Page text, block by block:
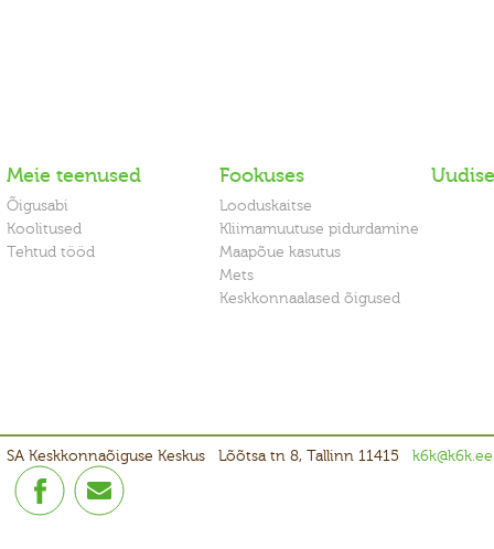
Meie teenused
Õigusabi
Koolitused
Tehtud tööd
Fookuses
Looduskaitse
Kliimamuutuse pidurdamine
Maapõue kasutus
Mets
Keskkonnaalased õigused
SA Keskkonnaõiguse Keskus Lõõtsa tn 8, Tallinn 11415 k6k@k6k.ee